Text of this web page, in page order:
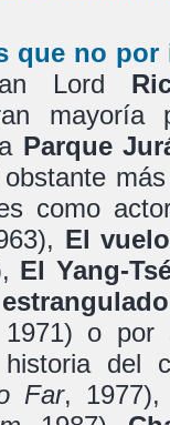
que no por
Lord
Parque
como
El
El Yang-
o por
del
Far,